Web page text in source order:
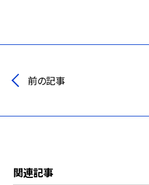
前の記事
関連記事